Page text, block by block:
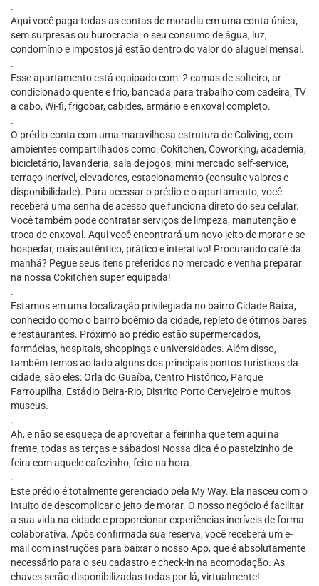
.
Aqui você paga todas as contas de moradia em uma conta única,
sem surpresas ou burocracia: o seu consumo de água, luz,
condomínio e impostos já estão dentro do valor do aluguel mensal.
.
Esse apartamento está equipado com: 2 camas de solteiro, ar
condicionado quente e frio, bancada para trabalho com cadeira, TV
a cabo, Wi-fi, frigobar, cabides, armário e enxoval completo.
.
O prédio conta com uma maravilhosa estrutura de Coliving, com
ambientes compartilhados como: Cokitchen, Coworking, academia,
bicicletário, lavanderia, sala de jogos, mini mercado self-service,
terraço incrível, elevadores, estacionamento (consulte valores e
disponibilidade). Para acessar o prédio e o apartamento, você
receberá uma senha de acesso que funciona direto do seu celular.
Você também pode contratar serviços de limpeza, manutenção e
troca de enxoval. Aqui você encontrará um novo jeito de morar e se
hospedar, mais autêntico, prático e interativo! Procurando café da
manhã? Pegue seus itens preferidos no mercado e venha preparar
na nossa Cokitchen super equipada!
.
Estamos em uma localização privilegiada no bairro Cidade Baixa,
conhecido como o bairro boêmio da cidade, repleto de ótimos bares
e restaurantes. Próximo ao prédio estão supermercados,
farmácias, hospitais, shoppings e universidades. Além disso,
também temos ao lado alguns dos principais pontos turísticos da
cidade, são eles: Orla do Guaíba, Centro Histórico, Parque
Farroupilha, Estádio Beira-Rio, Distrito Porto Cervejeiro e muitos
museus.
.
Ah, e não se esqueça de aproveitar a feirinha que tem aqui na
frente, todas as terças e sábados! Nossa dica é o pastelzinho de
feira com aquele cafezinho, feito na hora.
.
Este prédio é totalmente gerenciado pela My Way. Ela nasceu com o
intuito de descomplicar o jeito de morar. O nosso negócio é facilitar
a sua vida na cidade e proporcionar experiências incríveis de forma
colaborativa. Após confirmada sua reserva, você receberá um e-
mail com instruções para baixar o nosso App, que é absolutamente
necessário para o seu cadastro e check-in na acomodação. As
chaves serão disponibilizadas todas por lá, virtualmente!